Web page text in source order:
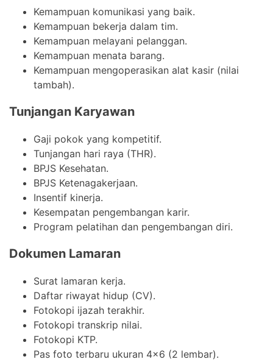
Kemampuan komunikasi yang baik.
Kemampuan bekerja dalam tim.
Kemampuan melayani pelanggan.
Kemampuan menata barang.
Kemampuan mengoperasikan alat kasir (nilai
tambah).
Tunjangan Karyawan
Gaji pokok yang kompetitif.
Tunjangan hari raya (THR).
BPJS Kesehatan.
BPJS Ketenagakerjaan.
Insentif kinerja.
Kesempatan pengembangan karir.
Program pelatihan dan pengembangan diri.
Dokumen Lamaran
Surat lamaran kerja.
Daftar riwayat hidup (CV).
Fotokopi ijazah terakhir.
Fotokopi transkrip nilai.
Fotokopi KTP.
Pas foto terbaru ukuran 4×6 (2 lembar).